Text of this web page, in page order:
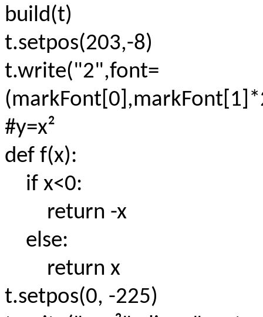
build(t)
t.setpos(203,-8)
t.write("2",font=
#y=x²
def f(x):
if x<0:
return -x
else:
return x
t.setpos(0, -225)